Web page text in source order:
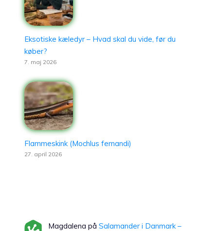
Eksotiske kæledyr – Hvad skal du vide, før du
køber?
7. maj 2026
Flammeskink (Mochlus fernandi)
27. april 2026
Magdalena på Salamander i Danmark –